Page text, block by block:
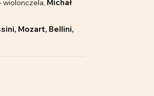
wiolonczela, Michał
Mozart, Bellini,